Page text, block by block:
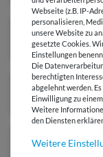
Webseite (z.B. IP-
personalisieren,
unsere Website zu
gesetzte Cookies.
Einstellungen
Die
berechtigten
abgelehnt werden.
Einwilligung zu
Weitere
den Diensten
Weitere